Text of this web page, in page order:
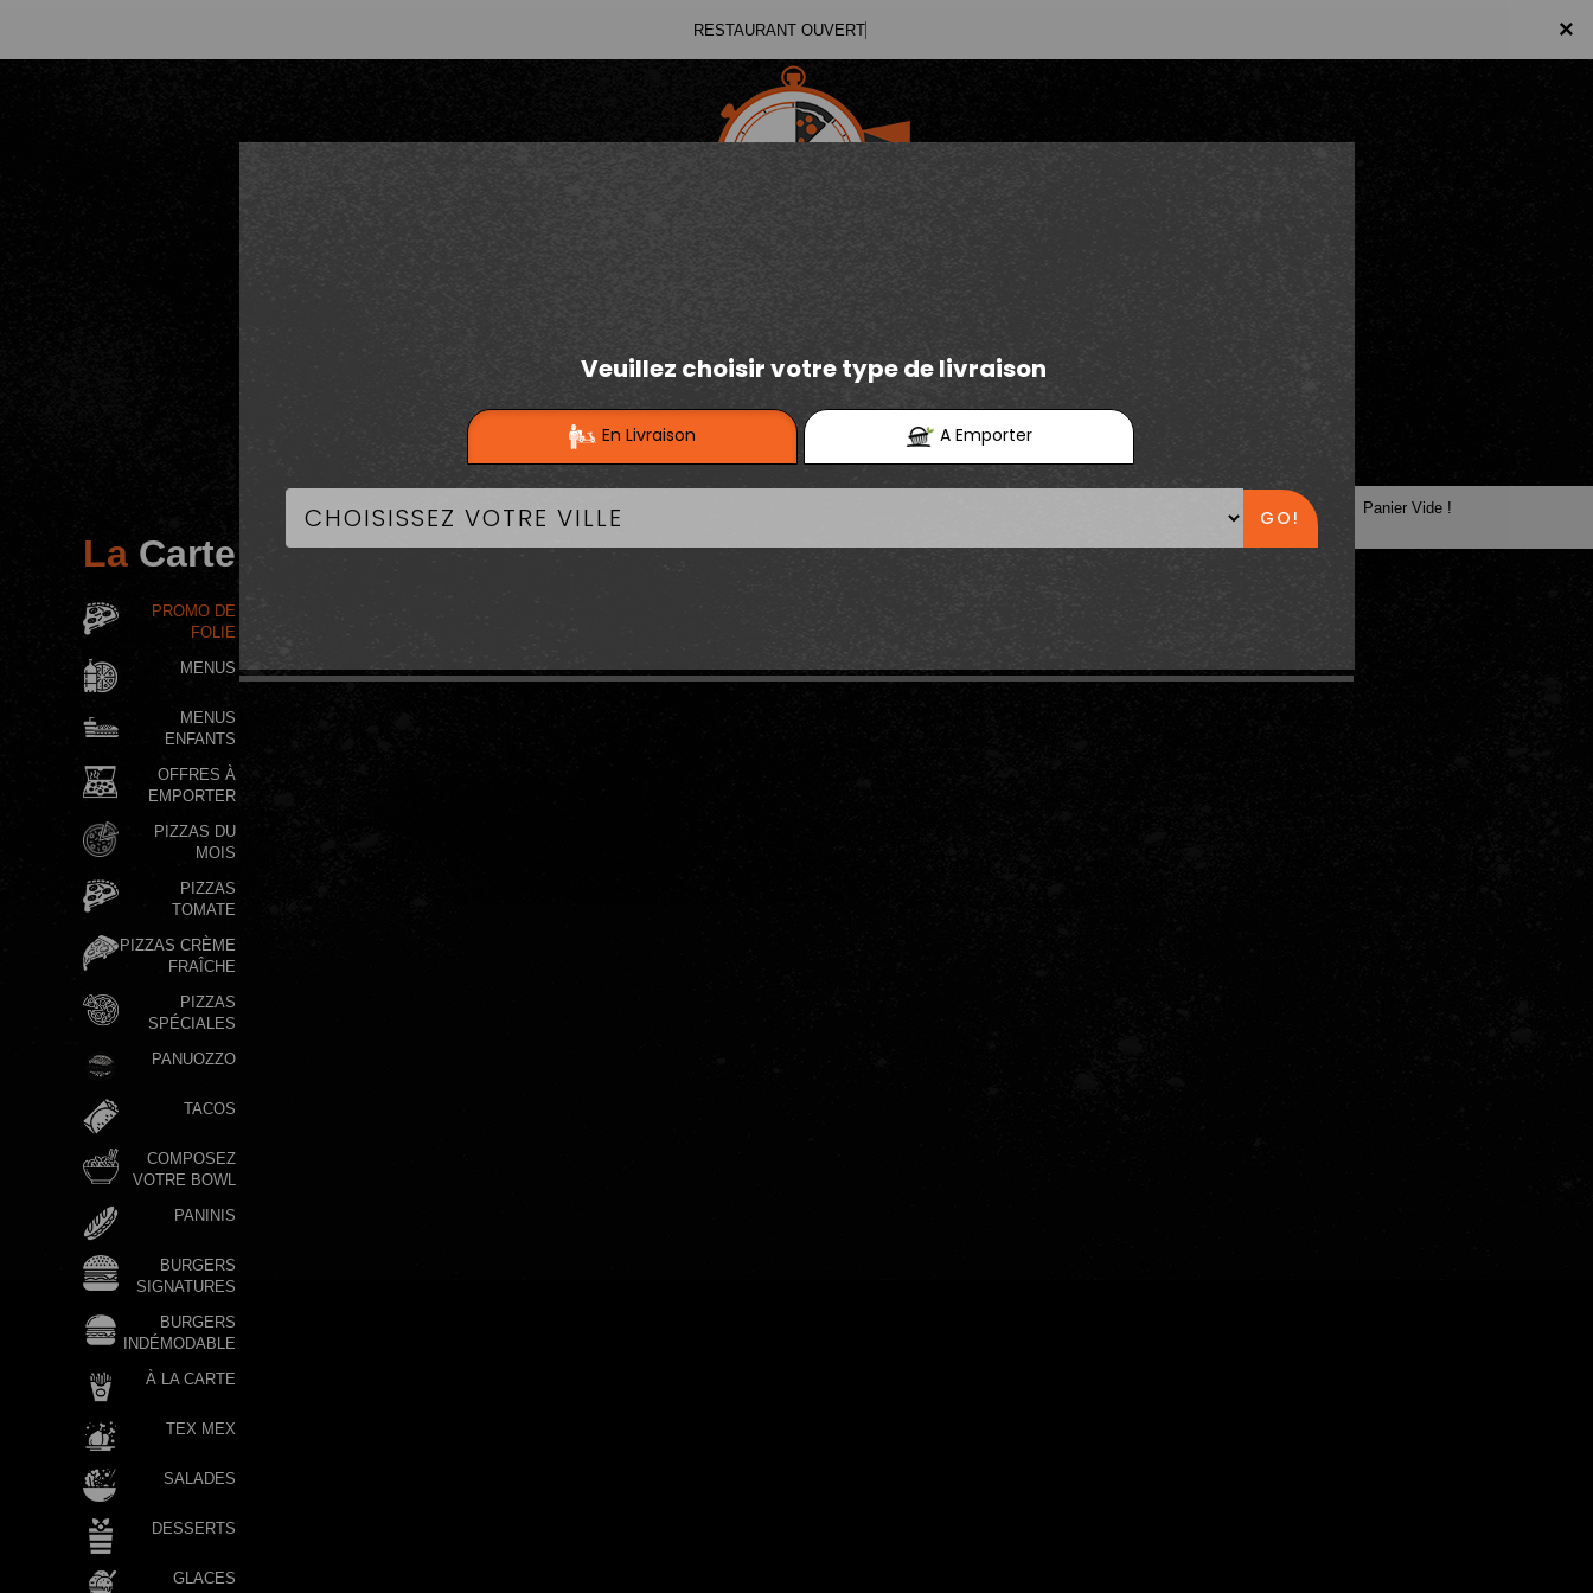
×
RESTAURANT ×
La Carte
PROMO DE
FOLIE
MENUS
MENUS
ENFANTS
OFFRES À
EMPORTER
PIZZAS DU
MOIS
PIZZAS
TOMATE
PIZZAS CRÈME
FRAÎCHE
PIZZAS
SPÉCIALES
PANUOZZO
TACOS
COMPOSEZ
VOTRE BOWL
PANINIS
BURGERS
SIGNATURES
BURGERS
INDÉMODABLE
À LA CARTE
TEX MEX
SALADES
DESSERTS
GLACES
Panier Vide !